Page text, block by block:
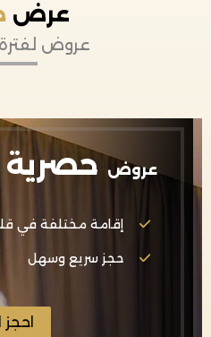
عرض
عروض
عروض حصرية
إقامة مختلفة في
حجز سريع وسهل
احجز